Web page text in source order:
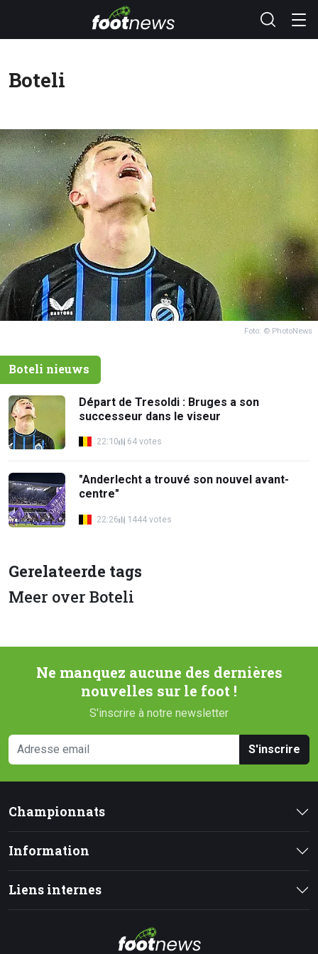
Boteli
Foto: © PhotoNews
Boteli nieuws
Départ de Tresoldi : Bruges a son
successeur dans le viseur
22:10 64 votes
"Anderlecht a trouvé son nouvel avant-
centre"
22:26 1444 votes
Gerelateerde tags
Meer over Boteli
Ne manquez aucune des dernières
nouvelles sur le foot !
S'inscrire à notre newsletter
S'inscrire
Championnats
Information
Liens internes